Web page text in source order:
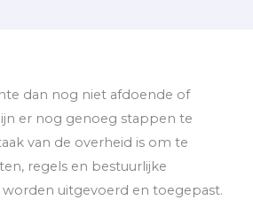
dan nog niet afdoende of
er nog genoeg stappen te
van de overheid is om te
regels en bestuurlijke
uitgevoerd en toegepast.